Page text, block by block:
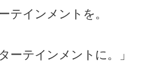
テインメントを。
ーテインメントに。」